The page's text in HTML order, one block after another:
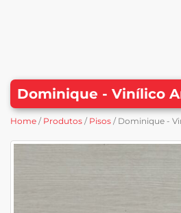
Dominique - Vinílico
Home / Produtos / Pisos / Dominique -